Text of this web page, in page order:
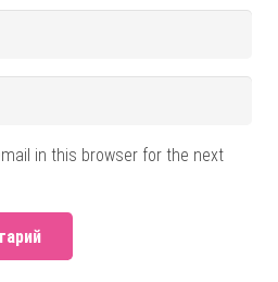
in this browser for the next